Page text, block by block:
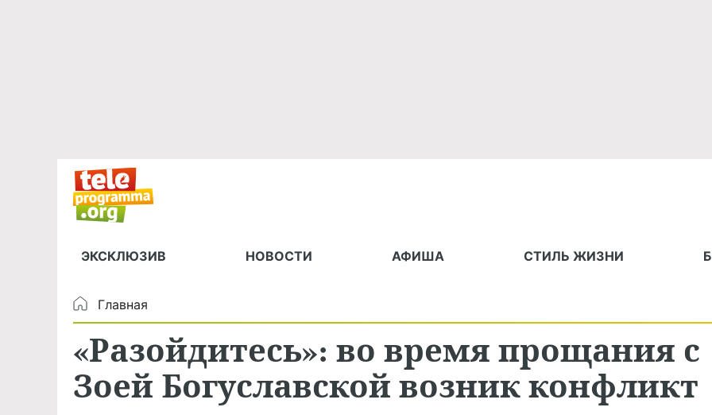
ЭКСКЛЮЗИВ НОВОСТИ АФИША СТИЛЬ ЖИЗНИ
Главная
«Разойдитесь»: во время прощания с
Зоей Богуславской возник конфликт